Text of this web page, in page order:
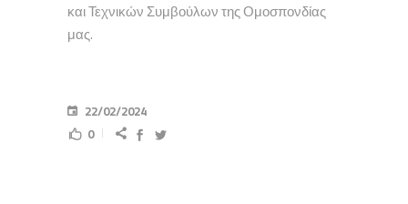
και Τεχνικών Συμβούλων της Ομοσπονδίας
μας.
22/02/2024
0